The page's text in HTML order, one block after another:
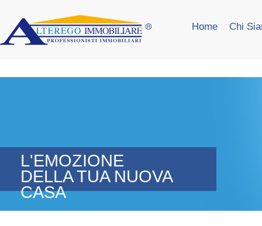
Home Chi
L'EMOZIONE
DELLA TUA NUOVA
CASA